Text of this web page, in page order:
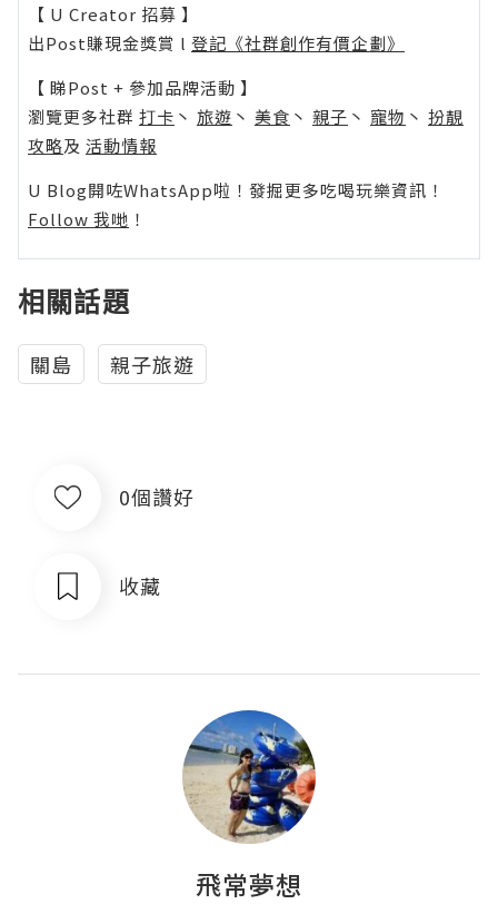
【 U Creator 招募 】
出Post賺現金獎賞 l 登記《社群創作有價企劃》
【 睇Post + 參加品牌活動 】
瀏覽更多社群 打卡 丶 旅遊 丶 美食 丶 親子 丶 寵物 丶 扮靚
攻略及 活動情報
U Blog開咗WhatsApp啦！發掘更多吃喝玩樂資訊！
Follow 我哋 ！
相關話題
關島 親子旅遊
0個讚好
收藏
飛常夢想